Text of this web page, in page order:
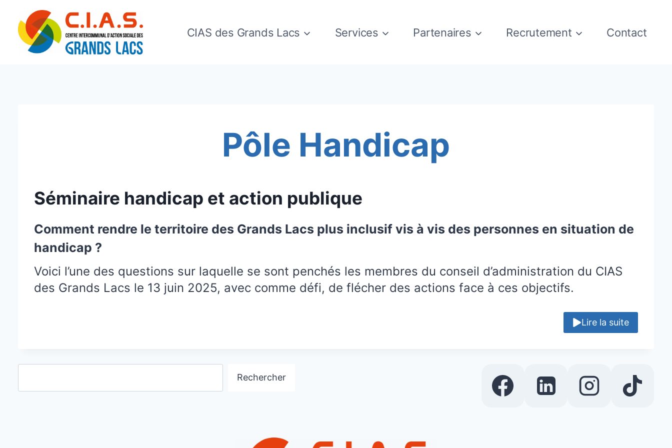
contenu
CIAS des Grands Lacs Services Partenaires Recrutement Contact
Pôle Handicap
Séminaire handicap et action publique
Comment rendre le territoire des Grands Lacs plus inclusif vis à vis des personnes en situation de
handicap ?
Voici l’une des questions sur laquelle se sont penchés les membres du conseil d’administration du CIAS
des Grands Lacs le 13 juin 2025, avec comme défi, de flécher des actions face à ces objectifs.
Lire la suite
Rechercher